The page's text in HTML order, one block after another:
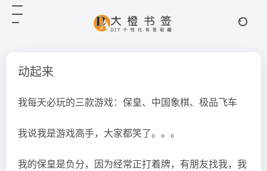
动起来
我每天必玩的三款游戏：保皇、中国象棋、极品飞车
我说我是游戏高手，大家都笑了。。。
我的保皇是负分，因为经常正打着牌，有朋友找我，我